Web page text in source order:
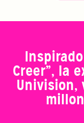
Creer”, la
Univision,